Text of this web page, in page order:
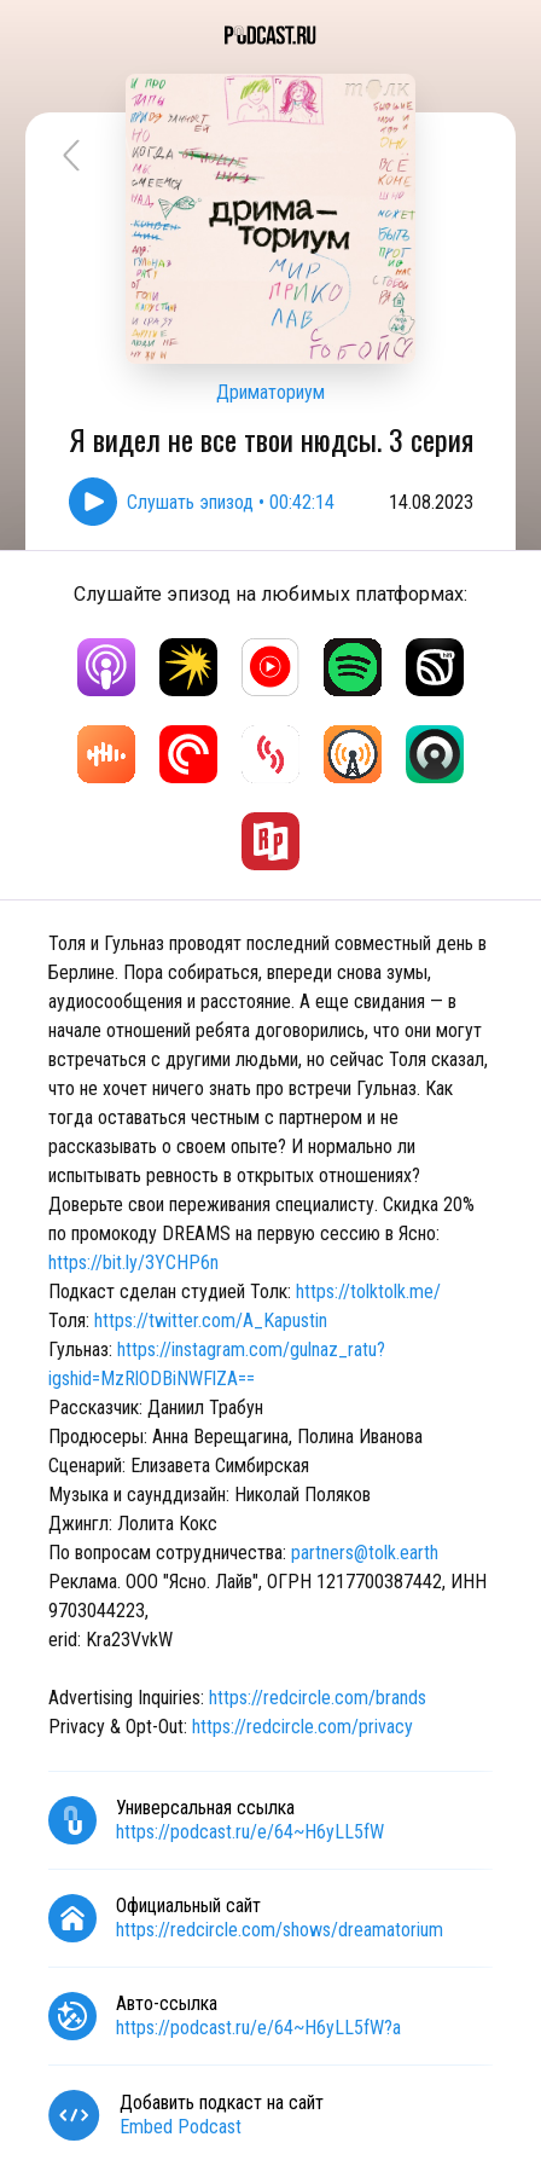
Дриматориум
Я видел не все твои нюдсы. 3 серия
Слушать эпизод • 00:42:14 14.08.2023
Слушайте эпизод на любимых платформах:
Толя и Гульназ проводят последний совместный день в
Берлине. Пора собираться, впереди снова зумы,
аудиосообщения и расстояние. А еще свидания — в
начале отношений ребята договорились, что они могут
встречаться с другими людьми, но сейчас Толя сказал,
что не хочет ничего знать про встречи Гульназ. Как
тогда оставаться честным с партнером и не
рассказывать о своем опыте? И нормально ли
испытывать ревность в открытых отношениях?
Доверьте свои переживания специалисту. Скидка 20%
по промокоду DREAMS на первую сессию в Ясно:
https://bit.ly/3YCHP6n
Подкаст сделан студией Толк: https://tolktolk.me/
Толя: https://twitter.com/A_Kapustin
Гульназ: https://instagram.com/gulnaz_ratu?
igshid=MzRlODBiNWFlZA==
Рассказчик: Даниил Трабун
Продюсеры: Анна Верещагина, Полина Иванова
Сценарий: Елизавета Симбирская
Музыка и саунддизайн: Николай Поляков
Джингл: Лолита Кокс
По вопросам сотрудничества: partners@tolk.earth
Реклама. ООО "Ясно. Лайв", ОГРН 1217700387442, ИНН
9703044223,
erid: Kra23VvkW
Advertising Inquiries: https://redcircle.com/brands
Privacy & Opt-Out: https://redcircle.com/privacy
Универсальная ссылка
https://podcast.ru/e/64~H6yLL5fW
Официальный сайт
https://redcircle.com/shows/dreamatorium
Авто-ссылка
https://podcast.ru/e/64~H6yLL5fW?a
Добавить подкаст на сайт
Embed Podcast